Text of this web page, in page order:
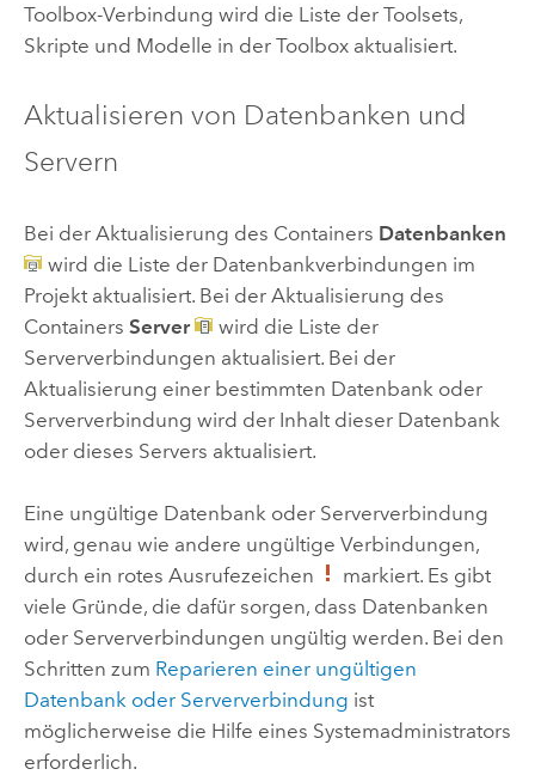
Toolbox-Verbindung wird die Liste der Toolsets,
Skripte und Modelle in der Toolbox aktualisiert.
Aktualisieren von Datenbanken und
Servern
Bei der Aktualisierung des Containers Datenbanken
wird die Liste der Datenbankverbindungen im
Projekt aktualisiert. Bei der Aktualisierung des
Containers Server
wird die Liste der
Serververbindungen aktualisiert. Bei der
Aktualisierung einer bestimmten Datenbank oder
Serververbindung wird der Inhalt dieser Datenbank
oder dieses Servers aktualisiert.
Eine ungültige Datenbank oder Serververbindung
wird, genau wie andere ungültige Verbindungen,
durch ein rotes Ausrufezeichen
markiert. Es gibt
viele Gründe, die dafür sorgen, dass Datenbanken
oder Serververbindungen ungültig werden. Bei den
Schritten zum Reparieren einer ungültigen
Datenbank oder Serververbindung ist
möglicherweise die Hilfe eines Systemadministrators
erforderlich.